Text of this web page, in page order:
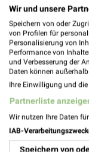
Noch
Wir und unsere
Speichern von oder
von Profilen für
Personalisierung von
Performance von
und Verbesserung der
Daten können
Ihre Einwilligung und
Partnerliste
Wir nutzen Ihre Daten
IAB-
Speichern von